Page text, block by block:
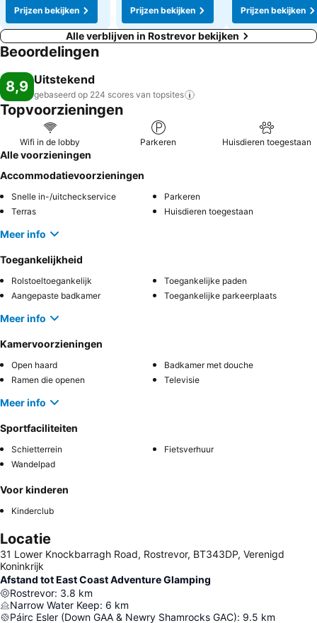
Prijzen bekijken
Prijzen bekijken
Prijzen bekijken
Alle verblijven in Rostrevor bekijken
Beoordelingen
8,9 Uitstekend
gebaseerd op 224 scores van topsites
Topvoorzieningen
Wifi in de lobby Parkeren Huisdieren toegestaan
Alle voorzieningen
Accommodatievoorzieningen
Snelle in-/uitcheckservice
Parkeren
Terras
Huisdieren toegestaan
Meer info
Toegankelijkheid
Rolstoeltoegankelijk
Toegankelijke paden
Aangepaste badkamer
Toegankelijke parkeerplaats
Meer info
Kamervoorzieningen
Open haard
Badkamer met douche
Ramen die openen
Televisie
Meer info
Sportfaciliteiten
Schietterrein
Fietsverhuur
Wandelpad
Voor kinderen
Kinderclub
Locatie
31 Lower Knockbarragh Road, Rostrevor, BT343DP, Verenigd
Koninkrijk
Afstand tot East Coast Adventure Glamping
Rostrevor: 3.8 km
Narrow Water Keep: 6 km
Páirc Esler (Down GAA & Newry Shamrocks GAC): 9.5 km